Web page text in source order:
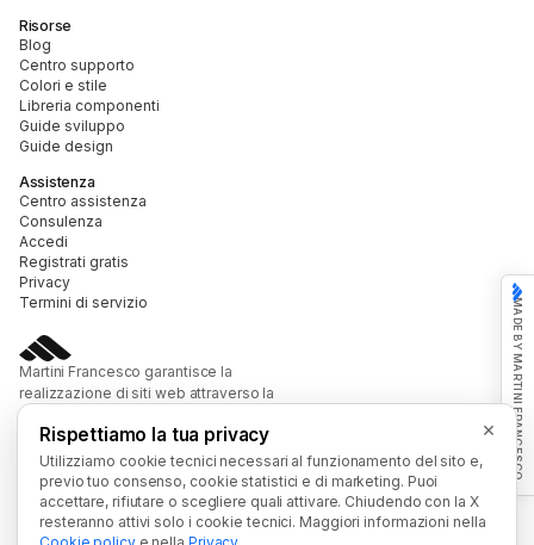
Risorse
Blog
Centro supporto
Colori e stile
Libreria componenti
Guide sviluppo
Guide design
Assistenza
Centro assistenza
Consulenza
Accedi
Registrati gratis
Privacy
Termini di servizio
Martini Francesco garantisce la
realizzazione di siti web attraverso la
piattaforma webpage builder, con strumenti
di design, SEO e interazioni avanzate per far
crescere la tua presenza online.
Chi sonoConsulenza MADE BY MARTINI FRANCESCO
×
Rispettiamo la tua privacy
Utilizziamo cookie tecnici necessari al funzionamento del sito e,
previo tuo consenso, cookie statistici e di marketing. Puoi
accettare, rifiutare o scegliere quali attivare. Chiudendo con la X
resteranno attivi solo i cookie tecnici. Maggiori informazioni nella